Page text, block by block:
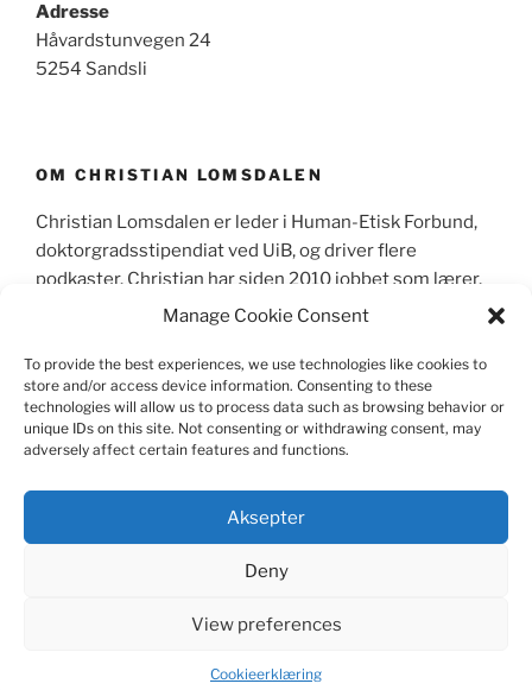
Manage Cookie Consent
To provide the best experiences, we use technologies like cookies to
store and/or access device information. Consenting to these
technologies will allow us to process data such as browsing behavior or
unique IDs on this site. Not consenting or withdrawing consent, may
adversely affect certain features and functions.
Aksepter
Deny
View preferences
Cookieerklæring
Adresse
Håvardstunvegen 24
5254 Sandsli
OM CHRISTIAN LOMSDALEN
Christian Lomsdalen er leder i Human-Etisk Forbund,
doktorgradsstipendiat ved UiB, og driver flere
podkaster. Christian har siden 2010 jobbet som lærer,
primært sett som lektor i videregående skole og
norske aviser.